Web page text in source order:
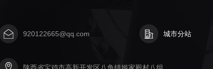
920122665@qq.com 城市分站
城
西